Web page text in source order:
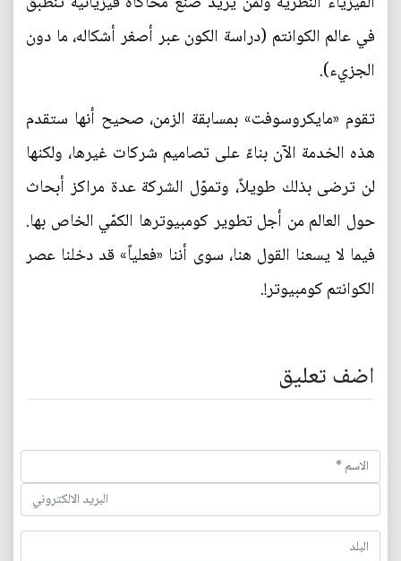
في عالم الكوانتم (دراسة الكون عبر أصغر أشكاله، ما دون
الجزيء).
تقوم «مايكروسوفت» بمسابقة الزمن، صحيح أنها ستقدم
هذه الخدمة الآن بناءً على تصاميم شركات غيرها، ولكنها
لن ترضى بذلك طويلاً، وتموّل الشركة عدة مراكز أبحاث
حول العالم من أجل تطوير كومبيوترها الكمّي الخاص بها.
فيما لا يسعنا القول هنا، سوى أننا «فعلياً» قد دخلنا عصر
الكوانتم كومبيوتر!.
اضف تعليق